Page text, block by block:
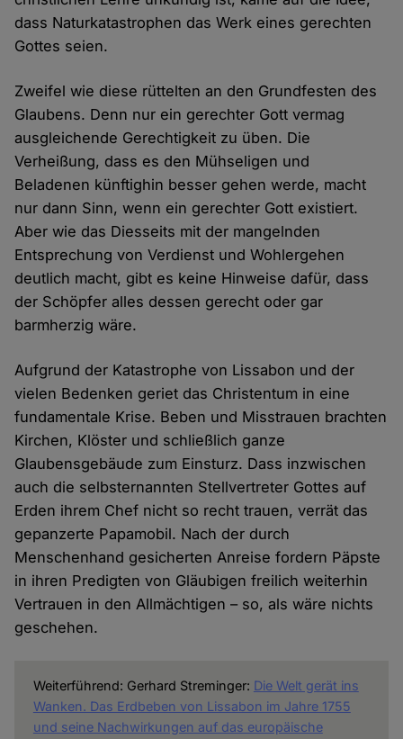
dass Naturkatastrophen das Werk eines gerechten
Gottes seien.
Zweifel wie diese rüttelten an den Grundfesten des
Glaubens. Denn nur ein gerechter Gott vermag
ausgleichende Gerechtigkeit zu üben. Die
Verheißung, dass es den Mühseligen und
Beladenen künftighin besser gehen werde, macht
nur dann Sinn, wenn ein gerechter Gott existiert.
Aber wie das Diesseits mit der mangelnden
Entsprechung von Verdienst und Wohlergehen
deutlich macht, gibt es keine Hinweise dafür, dass
der Schöpfer alles dessen gerecht oder gar
barmherzig wäre.
Aufgrund der Katastrophe von Lissabon und der
vielen Bedenken geriet das Christentum in eine
fundamentale Krise. Beben und Misstrauen brachten
Kirchen, Klöster und schließlich ganze
Glaubensgebäude zum Einsturz. Dass inzwischen
auch die selbsternannten Stellvertreter Gottes auf
Erden ihrem Chef nicht so recht trauen, verrät das
gepanzerte Papamobil. Nach der durch
Menschenhand gesicherten Anreise fordern Päpste
in ihren Predigten von Gläubigen freilich weiterhin
Vertrauen in den Allmächtigen – so, als wäre nichts
geschehen.
Weiterführend: Gerhard Streminger: Die Welt gerät ins
Wanken. Das Erdbeben von Lissabon im Jahre 1755
und seine Nachwirkungen auf das europäische